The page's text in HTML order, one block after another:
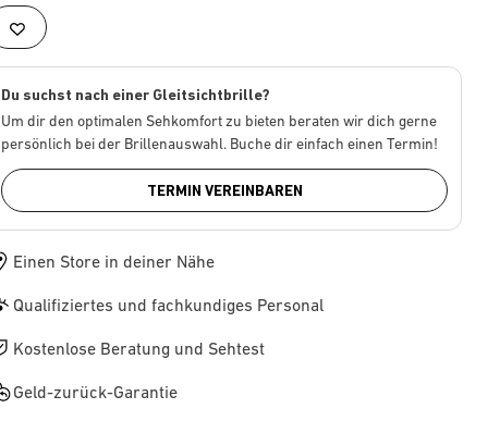
Du suchst nach einer Gleitsichtbrille?
Um dir den optimalen Sehkomfort zu bieten beraten wir dich gerne
persönlich bei der Brillenauswahl. Buche dir einfach einen Termin!
TERMIN VEREINBAREN
Einen Store in deiner Nähe
Qualifiziertes und fachkundiges Personal
Kostenlose Beratung und Sehtest
Geld-zurück-Garantie